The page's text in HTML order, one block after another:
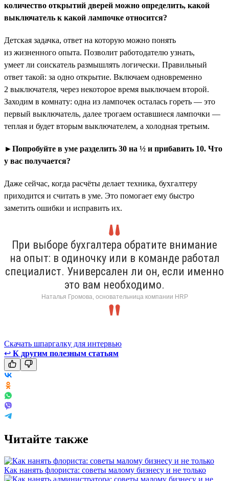
количество открытий дверей можно определить, какой
выключатель к какой лампочке относится?
Детская задачка, ответ на которую можно понять
из жизненного опыта. Позволит работодателю узнать,
умеет ли соискатель размышлять логически. Правильный
ответ такой: за одно открытие. Включаем одновременно
2 выключателя, через некоторое время выключаем второй.
Заходим в комнату: одна из лампочек осталась гореть — это
первый выключатель, далее трогаем оставшиеся лампочки —
теплая и будет вторым выключателем, а холодная третьим.
►Попробуйте в уме разделить 30 на ½ и прибавить 10. Что
у вас получается?
Даже сейчас, когда расчёты делает техника, бухгалтеру
приходится и считать в уме. Это помогает ему быстро
заметить ошибки и исправить их.
При выборе бухгалтера обратите внимание
на опыт: в одиночку или в команде работал
специалист. Универсален ли он, если именно
это вам необходимо.
Наталья Громова, основательница компании HRP
Скачать шпаргалку для интервью
↩ К другим полезным статьям
Читайте также
Как нанять флориста: советы малому бизнесу и не только